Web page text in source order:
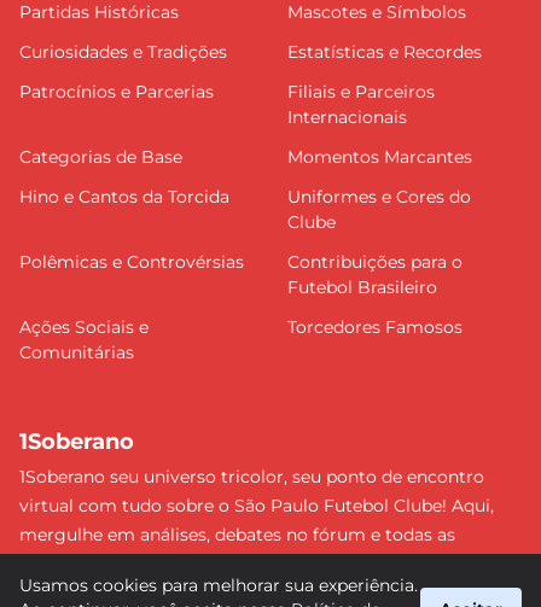
Partidas Históricas
Mascotes e Símbolos
Curiosidades e Tradições
Estatísticas e Recordes
Patrocínios e Parcerias
Filiais e Parceiros
Internacionais
Categorias de Base
Momentos Marcantes
Hino e Cantos da Torcida
Uniformes e Cores do
Clube
Polêmicas e Controvérsias
Contribuições para o
Futebol Brasileiro
Ações Sociais e
Comunitárias
Torcedores Famosos
1Soberano
1Soberano seu universo tricolor, seu ponto de encontro
virtual com tudo sobre o São Paulo Futebol Clube! Aqui,
mergulhe em análises, debates no fórum e todas as
detalhe e faça parte dessa comunidade apaixonada pelo
Usamos cookies para melhorar sua experiência.